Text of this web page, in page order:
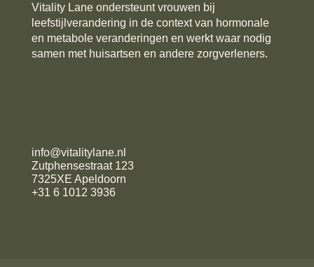
Vitality Lane ondersteunt vrouwen bij
leefstijlverandering in de context van hormonale
en metabole veranderingen en werkt waar nodig
samen met huisartsen en andere zorgverleners.
info@vitalitylane.nl
Zutphensestraat 123
7325XE Apeldoorn
+31 6 1012 3936